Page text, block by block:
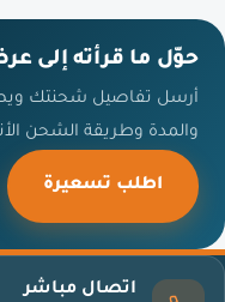
حوّل ما قرأته إلى
أرسل تفاصيل شحنتك
والمدة وطريقة الشحن
اطلب تسعيرة
اتصال مباشر